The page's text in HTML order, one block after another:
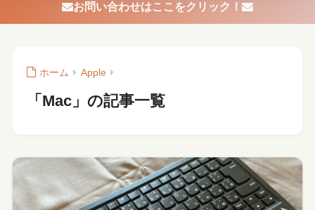
お問い合わせはここをクリック！
ホーム Apple
「Mac」の記事一覧